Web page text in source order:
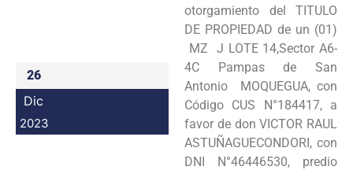
Programas
Intranet
26
Dic
2023
otorgamiento del TITULO
DE PROPIEDAD de un (01)
MZ J LOTE 14,Sector A6-
4C Pampas de San
Antonio MOQUEGUA, con
Código CUS N°184417, a
favor de don VICTOR RAUL
ASTUÑAGUECONDORI, con
DNI N°46446530, predio